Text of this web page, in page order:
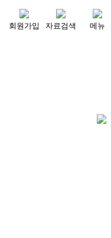
회원가입 자료검색 메뉴